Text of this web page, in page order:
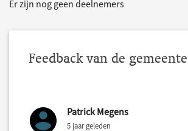
Er zijn nog geen deelnemers
Feedback van de gemeente
Patrick Megens
5 jaar geleden